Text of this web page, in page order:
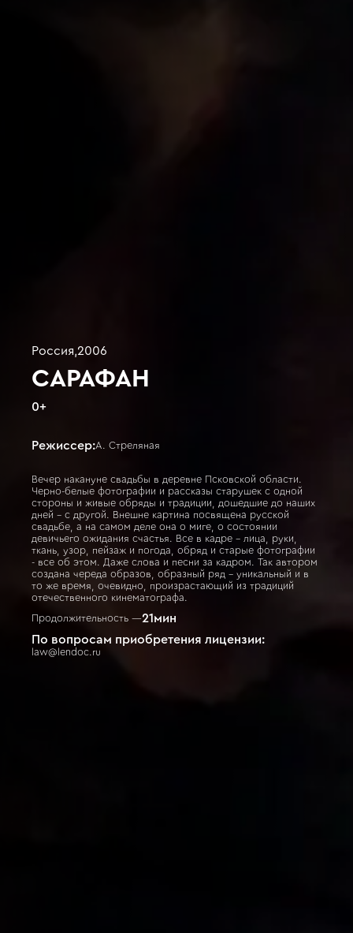
Россия,2006
САРАФАН
0+
Режиссер:А. Стреляная
Вечер накануне свадьбы в деревне Псковской области.
Черно-белые фотографии и рассказы старушек с одной
стороны и живые обряды и традиции, дошедшие до наших
дней – с другой. Внешне картина посвящена русской
свадьбе, а на самом деле она о миге, о состоянии
девичьего ожидания счастья. Все в кадре - лица, руки,
ткань, узор, пейзаж и погода, обряд и старые фотографии
- все об этом. Даже слова и песни за кадром. Так автором
создана череда образов, образный ряд - уникальный и в
то же время, очевидно, произрастающий из традиций
отечественного кинематографа.
Продолжительность —21мин
По вопросам приобретения лицензии:
law@lendoc.ru